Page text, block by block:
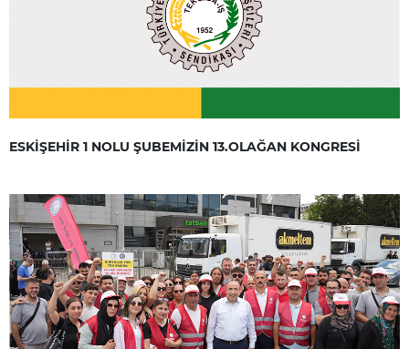
ESKİŞEHİR 1 NOLU ŞUBEMİZİN 13.OLAĞAN KONGRESİ